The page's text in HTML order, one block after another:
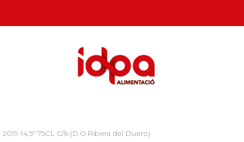
14,5º 75CL C/6 (D.O.Ribera del Duero)